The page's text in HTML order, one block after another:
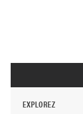
EXPLOREZ